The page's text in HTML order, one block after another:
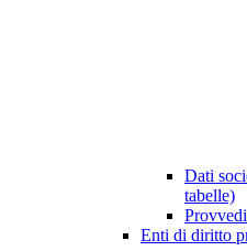
Dati
tabelle)
Enti di diritto